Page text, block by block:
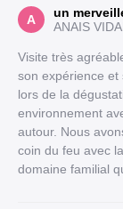
A
un
ANAIS
Visite très
son expérience et
lors de la
environnement
autour. Nous
coin du feu avec
domaine familial